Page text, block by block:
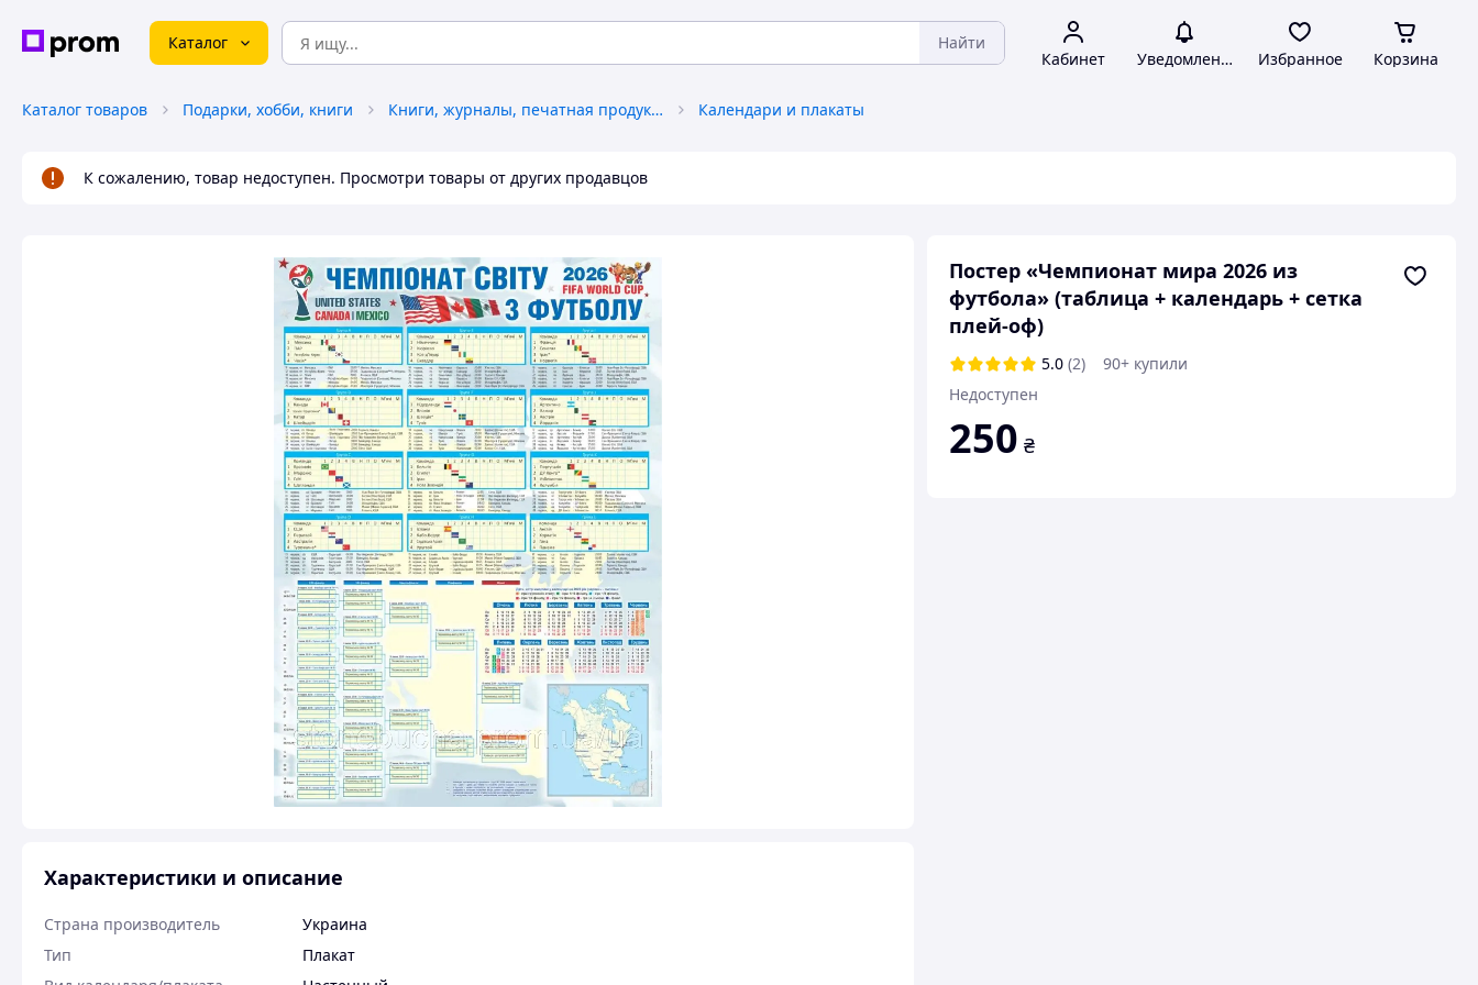
Каталог Найти
Кабинет Уведомления Избранное Корзина
Каталог товаров Подарки, хобби, книги Книги, журналы, печатная продукция Календари и плакаты
К сожалению, товар недоступен. Просмотри товары от других продавцов
Постер «Чемпионат мира 2026 из
футбола» (таблица + календарь + сетка
плей-оф)
5.0 (2)
90+ купили
Недоступен
250 ₴
Характеристики и описание
Страна производитель
Украина
Тип
Плакат